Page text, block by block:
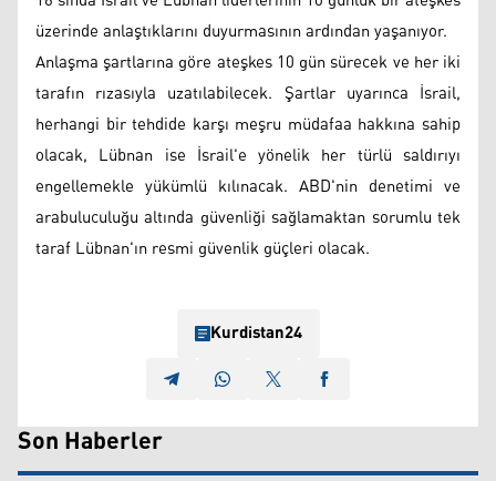
üzerinde anlaştıklarını duyurmasının ardından yaşanıyor.
Anlaşma şartlarına göre ateşkes 10 gün sürecek ve her iki
tarafın rızasıyla uzatılabilecek. Şartlar uyarınca İsrail,
herhangi bir tehdide karşı meşru müdafaa hakkına sahip
olacak, Lübnan ise İsrail'e yönelik her türlü saldırıyı
engellemekle yükümlü kılınacak. ABD'nin denetimi ve
arabuluculuğu altında güvenliği sağlamaktan sorumlu tek
taraf Lübnan'ın resmi güvenlik güçleri olacak.
Kurdistan24
Son Haberler